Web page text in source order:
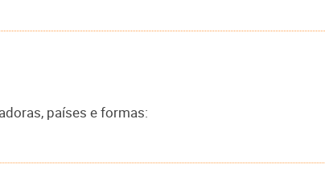
países e formas: